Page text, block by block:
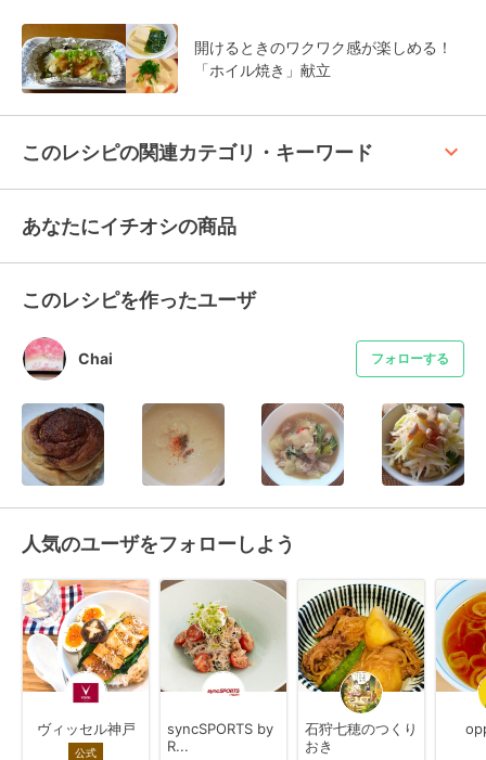
開けるときのワクワク感が楽しめる！
「ホイル焼き」献立
このレシピの関連カテゴリ・キーワード keyboard_arrow_up
あなたにイチオシの商品
このレシピを作ったユーザ
Chai フォローする
人気のユーザをフォローしよう
ヴィッセル神戸
公式
syncSPORTS by
R...
石狩七穂のつくり
おき